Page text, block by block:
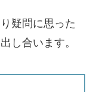
疑問に思った
し合います。